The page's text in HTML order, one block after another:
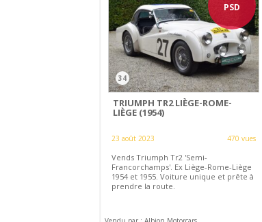
PSD
34
TRIUMPH TR2 LIÈGE-ROME-
LIÈGE (1954)
23 août 2023 470 vues
Vends Triumph Tr2 'Semi-
Francorchamps'. Ex Liège-Rome-Liège
1954 et 1955. Voiture unique et prête à
prendre la route.